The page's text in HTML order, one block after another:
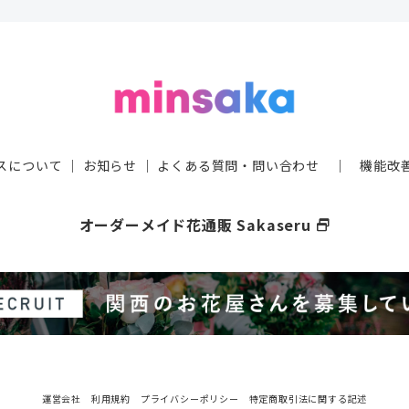
について ｜ お知らせ ｜ よくある質問・問い合わせ ｜機能改
オーダーメイド花通販 Sakaseru select_window
運営会社 利用規約 プライバシーポリシー 特定商取引法に関する記述